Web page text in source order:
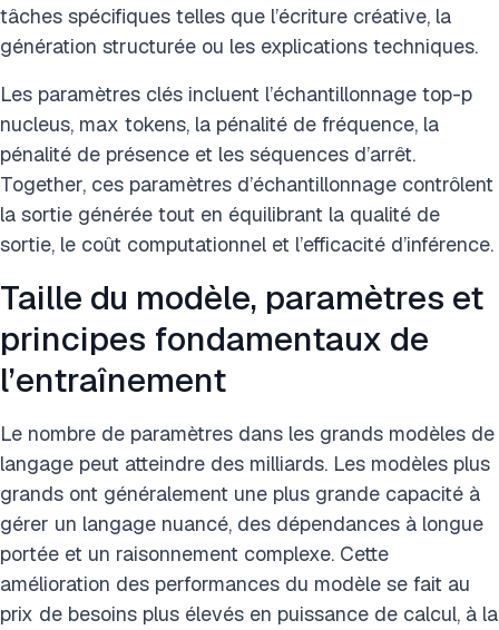
tâches spécifiques telles que l’écriture créative, la
génération structurée ou les explications techniques.
Les paramètres clés incluent l’échantillonnage top-p
nucleus, max tokens, la pénalité de fréquence, la
pénalité de présence et les séquences d’arrêt.
Together, ces paramètres d’échantillonnage contrôlent
la sortie générée tout en équilibrant la qualité de
sortie, le coût computationnel et l’efficacité d’inférence.
Taille du modèle, paramètres et
principes fondamentaux de
l’entraînement
Le nombre de paramètres dans les grands modèles de
langage peut atteindre des milliards. Les modèles plus
grands ont généralement une plus grande capacité à
gérer un langage nuancé, des dépendances à longue
portée et un raisonnement complexe. Cette
amélioration des performances du modèle se fait au
prix de besoins plus élevés en puissance de calcul, à la